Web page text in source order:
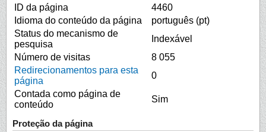
ID da página
4460
Idioma do conteúdo da página
português (pt)
Status do mecanismo de
pesquisa
Indexável
Número de visitas
8 055
Redirecionamentos para esta
página
0
Contada como página de
conteúdo
Sim
Proteção da página